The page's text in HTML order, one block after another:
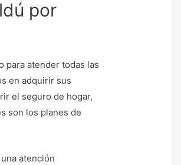
por
para atender todas las
en adquirir sus
el seguro de hogar,
son los planes de
atención